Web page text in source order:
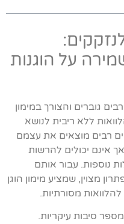
על הוגנות
גוברים והצורך במימון
ללא ריבית לנושא
רבים מוצאים את עצמם
אינם יכולים להרשות
נוספות. עבור אותם
מצוין, שמציע מימון הוגן
מסורתיות.
סיבות עיקריות.